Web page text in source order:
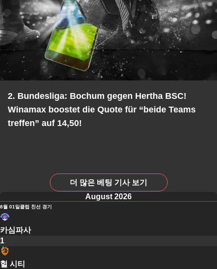
2. Bundesliga: Bochum gegen Hertha BSC!
Winamax boostet die Quote für “beide Teams
treffen” auf 14,50!
더 많은 베팅 기사 보기
August 2026
8월 01일클럽 친선 경기
카심파사
1
헐 시티